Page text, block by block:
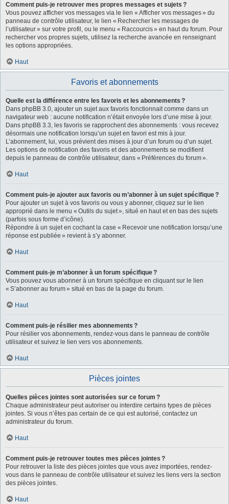
Comment puis-je retrouver mes propres messages et sujets ?
Vous pouvez afficher vos messages via le lien « Afficher vos messages » du
panneau de contrôle utilisateur, le lien « Rechercher les messages de
l’utilisateur » sur votre profil, ou le menu « Raccourcis » en haut du forum. Pour
rechercher vos propres sujets, utilisez la recherche avancée en renseignant
les options appropriées.
Haut
Favoris et abonnements
Quelle est la différence entre les favoris et les abonnements ?
Dans phpBB 3.0, ajouter un sujet aux favoris fonctionnait comme dans un
navigateur web : aucune notification n’était envoyée lors d’une mise à jour.
Dans phpBB 3.3, les favoris se rapprochent des abonnements : vous recevez
désormais une notification lorsqu’un sujet en favori est mis à jour.
L’abonnement, lui, vous prévient des mises à jour d’un forum ou d’un sujet.
Les options de notification des favoris et des abonnements se modifient
depuis le panneau de contrôle utilisateur, dans « Préférences du forum ».
Haut
Comment puis-je ajouter aux favoris ou m’abonner à un sujet spécifique ?
Pour ajouter un sujet à vos favoris ou vous y abonner, cliquez sur le lien
approprié dans le menu « Outils du sujet », situé en haut et en bas des sujets
(parfois sous forme d’icône).
Répondre à un sujet en cochant la case « Recevoir une notification lorsqu’une
réponse est publiée » revient à s’y abonner.
Haut
Comment puis-je m’abonner à un forum spécifique ?
Vous pouvez vous abonner à un forum spécifique en cliquant sur le lien
« S’abonner au forum » situé en bas de la page du forum.
Haut
Comment puis-je résilier mes abonnements ?
Pour résilier vos abonnements, rendez-vous dans le panneau de contrôle
utilisateur et suivez le lien vers vos abonnements.
Haut
Pièces jointes
Quelles pièces jointes sont autorisées sur ce forum ?
Chaque administrateur peut autoriser ou interdire certains types de pièces
jointes. Si vous n’êtes pas certain de ce qui est autorisé, contactez un
administrateur du forum.
Haut
Comment puis-je retrouver toutes mes pièces jointes ?
Pour retrouver la liste des pièces jointes que vous avez importées, rendez-
vous dans le panneau de contrôle utilisateur et suivez les liens vers la section
des pièces jointes.
Haut